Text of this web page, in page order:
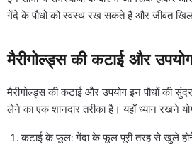
गेंदे के पौधों को स्वस्थ रख सकते हैं और जीवंत
मैरीगोल्ड्स की कटाई और
मैरीगोल्ड्स की कटाई और उपयोग इन पौधों की
लेने का एक शानदार तरीका है। यहाँ ध्यान रखने
कटाई के फूल: गेंदा के फूल पूरी तरह से खुले